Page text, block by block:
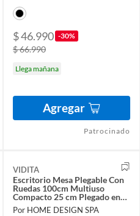
$ 46.990 -30%
$ 66.990
Llega mañana
Agregar
Patrocinado
VIDITA
Escritorio Mesa Plegable Con
Ruedas 100cm Multiuso
Compacto 25 cm Plegado en
10 Segundos
Por HOME DESIGN SPA